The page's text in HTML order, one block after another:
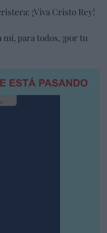
¡Viva Cristo Rey!
para todos, ¡por tu